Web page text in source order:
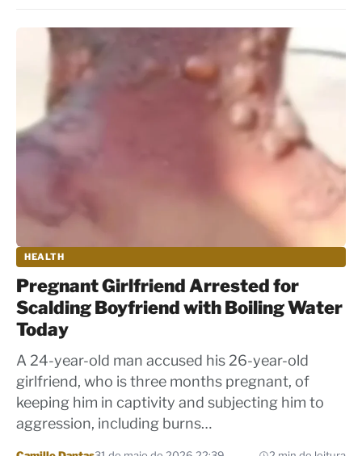
HEALTH
Pregnant Girlfriend Arrested for
Scalding Boyfriend with Boiling Water
Today
A 24-year-old man accused his 26-year-old
girlfriend, who is three months pregnant, of
keeping him in captivity and subjecting him to
aggression, including burns…